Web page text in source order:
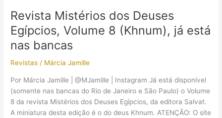
o
Olhar
de
Napoleão
no
Revista Mistérios dos Deuses
Egípcios, Volume 8 (Khnum), já está
nas bancas
Revistas / Márcia Jamille
Por Márcia Jamille | @MJamille | Instagram Já está disponível
(somente nas bancas do Rio de Janeiro e São Paulo) o Volume
8 da revista Mistérios dos Deuses Egípcios, da editora Salvat.
A miniatura desta edição é o do deus Khnum. ATENÇÃO: O site